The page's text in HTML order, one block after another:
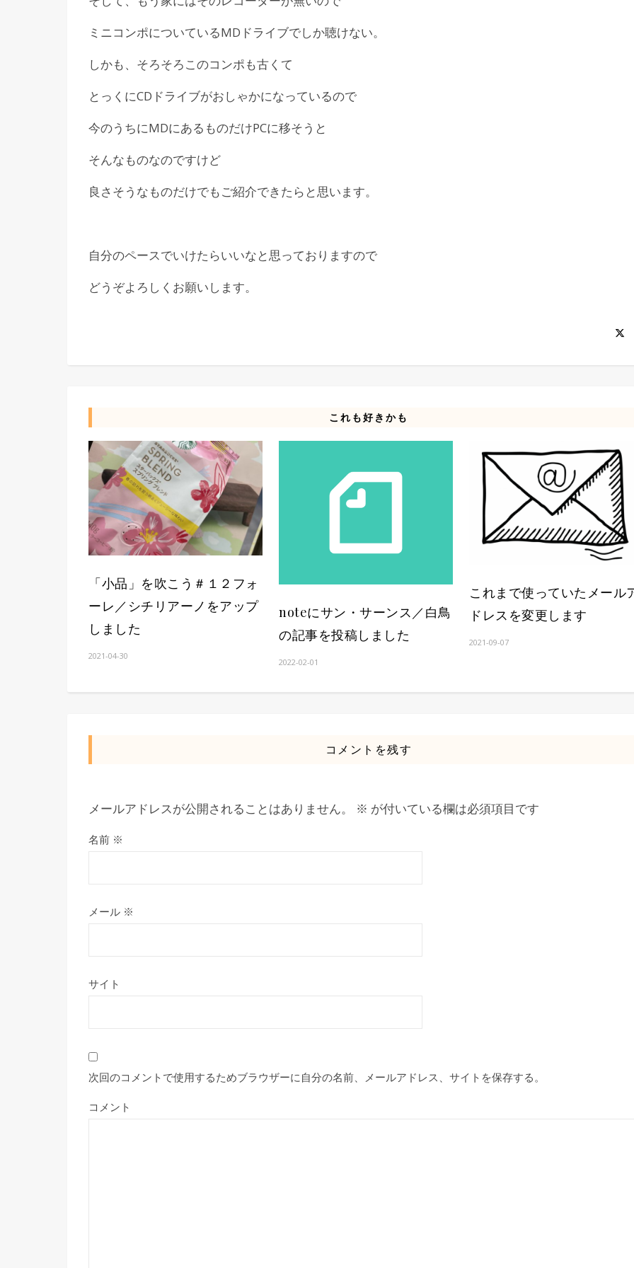
ミニコンポについているMDドライブでしか聴けない。
しかも、そろそろこのコンポも古くて
とっくにCDドライブがおしゃかになっているので
今のうちにMDにあるものだけPCに移そうと
そんなものなのですけど
良さそうなものだけでもご紹介できたらと思います。
自分のペースでいけたらいいなと思っておりますので
どうぞよろしくお願いします。
これも好きかも
「小品」を吹こう＃１２フォ
ーレ／シチリアーノをアップ
しました
2021-04-30
noteにサン・サーンス／白鳥
の記事を投稿しました
2022-02-01
これまで使っていたメール
ドレスを変更します
2021-09-07
コメントを残す
メールアドレスが公開されることはありません。 ※ が付いている欄は必須項目です
名前 ※
メール ※
サイト
次回のコメントで使用するためブラウザーに自分の名前、メールアドレス、サイトを保存する。
コメント